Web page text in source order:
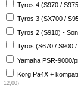
Tyros 4 (S970 /
Tyros 3 (SX700 /
Tyros 2 (S910) -
Tyros (S670 / S900
Yamaha PSR-9000/
Korg Pa4X +
12,00)